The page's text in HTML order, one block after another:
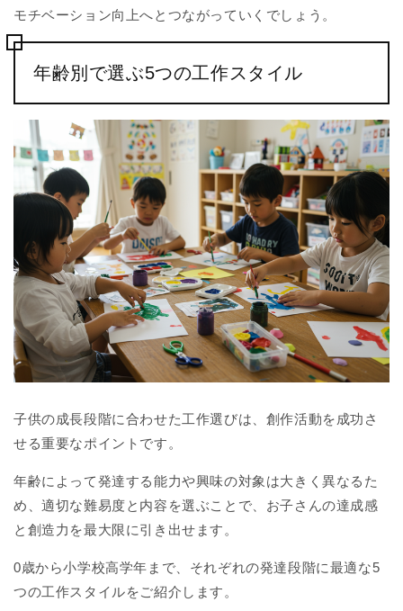
モチベーション向上へとつながっていくでしょう。
年齢別で選ぶ5つの工作スタイル
子供の成長段階に合わせた工作選びは、創作活動を成功さ
せる重要なポイントです。
年齢によって発達する能力や興味の対象は大きく異なるた
め、適切な難易度と内容を選ぶことで、お子さんの達成感
と創造力を最大限に引き出せます。
0歳から小学校高学年まで、それぞれの発達段階に最適な5
つの工作スタイルをご紹介します。